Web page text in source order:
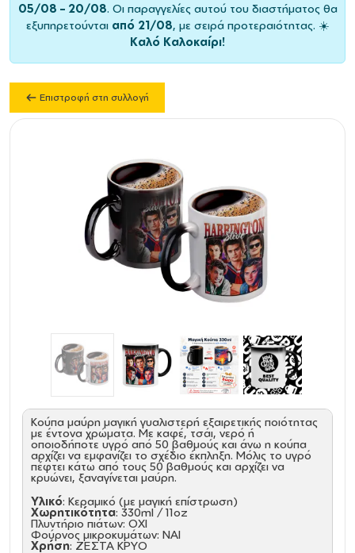
05/08 – 20/08. Οι παραγγελίες αυτού του διαστήματος θα
εξυπηρετούνται από 21/08, με σειρά προτεραιότητας. ☀️
Καλό Καλοκαίρι!
Επιστροφή στη συλλογή
Κούπα μαύρη μαγική γυαλιστερή εξαιρετικής ποιότητας
με έντονα χρώματα. Με καφέ, τσάι, νερό ή
οποιοδήποτε υγρό από 50 βαθμούς και άνω η κούπα
αρχίζει να εμφανίζει το σχέδιο έκπληξη. Μόλις το υγρό
πέφτει κάτω από τους 50 βαθμούς και αρχίζει να
κρυώνει, ξαναγίνεται μαύρη.
Υλικό: Κεραμικό (με μαγική επίστρωση)
Χωρητικότητα: 330ml / 11oz
Πλυντήριο πιάτων: ΟΧΙ
Φούρνος μικροκυμάτων: ΝΑΙ
Χρήση: ΖΕΣΤΑ ΚΡΥΟ